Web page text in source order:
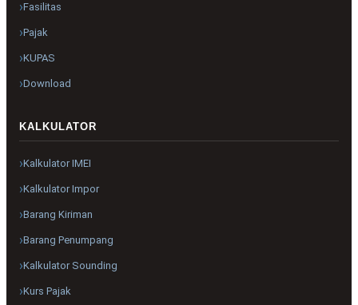
Fasilitas
Pajak
KUPAS
Download
KALKULATOR
Kalkulator IMEI
Kalkulator Impor
Barang Kiriman
Barang Penumpang
Kalkulator Sounding
Kurs Pajak